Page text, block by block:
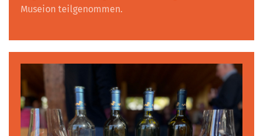
Museion teilgenommen.